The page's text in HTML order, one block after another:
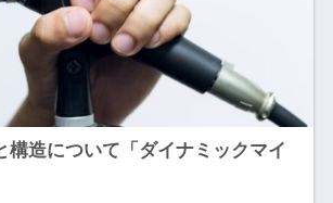
構造について「ダイナミックマイ